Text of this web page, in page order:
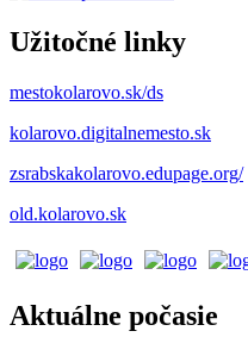
Užitočné linky
mestokolarovo.sk/ds
kolarovo.digitalnemesto.sk
zsrabskakolarovo.edupage.org/
old.kolarovo.sk
Aktuálne počasie